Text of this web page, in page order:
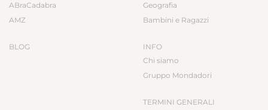
ABraCadabra
AMZ
BLOG
Geografia
Bambini e Ragazzi
INFO
Chi siamo
Gruppo Mondadori
TERMINI GENERALI